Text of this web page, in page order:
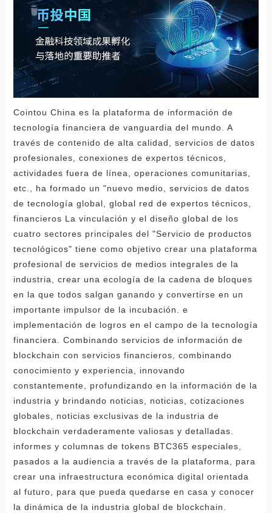
Cointou China es la plataforma de información de
tecnología financiera de vanguardia del mundo. A
través de contenido de alta calidad, servicios de datos
profesionales, conexiones de expertos técnicos,
actividades fuera de línea, operaciones comunitarias,
etc., ha formado un "nuevo medio, servicios de datos
de tecnología global, global red de expertos técnicos,
financieros La vinculación y el diseño global de los
cuatro sectores principales del "Servicio de productos
tecnológicos" tiene como objetivo crear una plataforma
profesional de servicios de medios integrales de la
industria, crear una ecología de la cadena de bloques
en la que todos salgan ganando y convertirse en un
importante impulsor de la incubación. e
implementación de logros en el campo de la tecnología
financiera. Combinando servicios de información de
blockchain con servicios financieros, combinando
conocimiento y experiencia, innovando
constantemente, profundizando en la información de la
industria y brindando noticias, noticias, cotizaciones
globales, noticias exclusivas de la industria de
blockchain verdaderamente valiosas y detalladas.
informes y columnas de tokens BTC365 especiales,
pasados ​​​​a la audiencia a través de la plataforma, para
crear una infraestructura económica digital orientada
al futuro, para que pueda quedarse en casa y conocer
la dinámica de la industria global de blockchain.